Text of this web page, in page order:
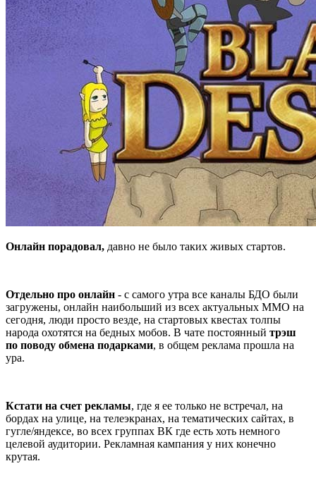
Онлайн порадовал, давно не было таких живых стартов.
Отдельно про онлайн - с самого утра все каналы БДО были
загружены, онлайн наибольший из всех актуальных ММО на
сегодня, люди просто везде, на стартовых квестах толпы
народа охотятся на бедных мобов. В чате постоянный трэш
по поводу обмена подарками, в общем реклама прошла на
ура.
Кстати на счет рекламы, где я ее только не встречал, на
бордах на улице, на телеэкранах, на тематических сайтах, в
гугле/яндексе, во всех группах ВК где есть хоть немного
целевой аудитории. Рекламная кампания у них конечно
крутая.